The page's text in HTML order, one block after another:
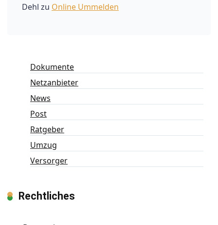
Dehl zu Online Ummelden
Dokumente
Netzanbieter
News
Post
Ratgeber
Umzug
Versorger
Rechtliches